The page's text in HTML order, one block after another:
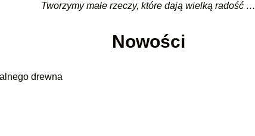
Tworzymy małe rzeczy, które dają wielką radość …
Nowości